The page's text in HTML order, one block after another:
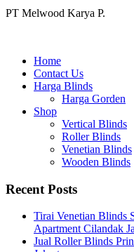
PT Melwood Karya P.
Home
Contact Us
Harga Blinds
Harga Gorden
Shop
Vertical Blinds
Roller Blinds
Venetian Blinds
Wooden Blinds
Recent Posts
Tirai Venetian Blinds
Apartment Cilandak
Jual Roller Blinds